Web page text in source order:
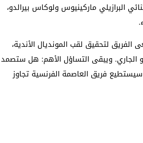
البرازيلي ماركينيوس ولوكاس بيرالدو،
لتحقيق لقب المونديال الأندية،
موعد المباراة النهائية، المزمع إقامتها يوم الأحد 13 يوليو الجاري. ويبقى التساؤل الأهم: هل ستصمد
سيستطيع فريق العاصمة الفرنسية تجاوز